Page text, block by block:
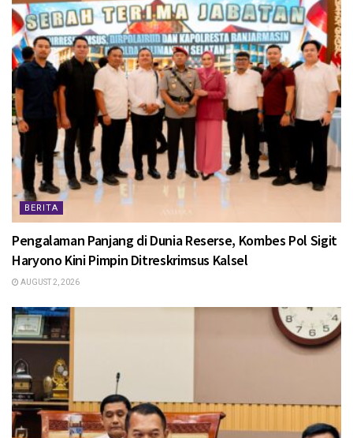
BERITA
Pengalaman Panjang di Dunia Reserse, Kombes Pol Sigit
Haryono Kini Pimpin Ditreskrimsus Kalsel
AUGUST 2, 2026